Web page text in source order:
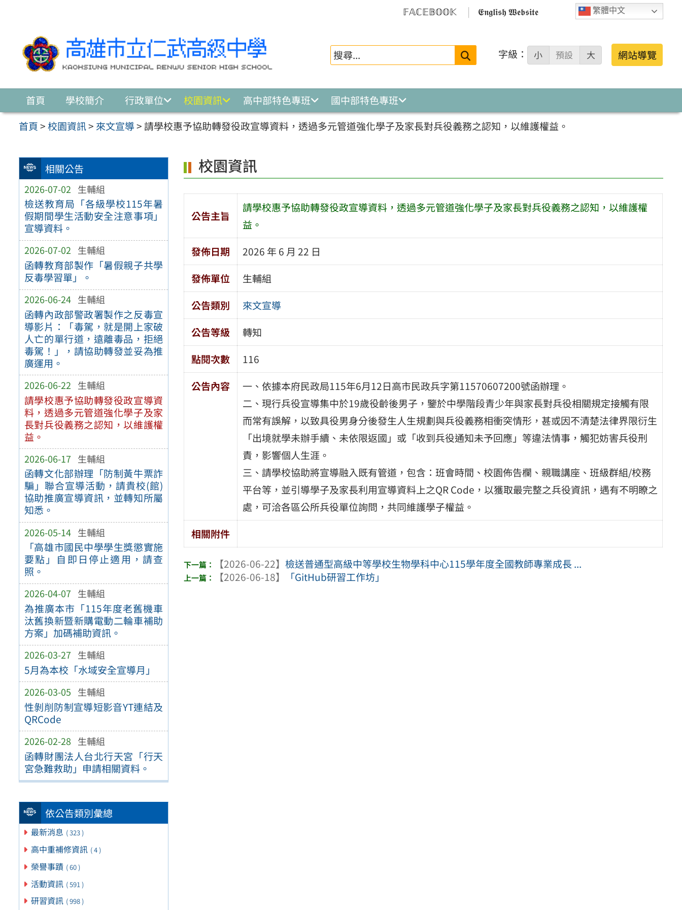
繁體中文
𝔽𝔸ℂ𝔼𝔹𝕆𝕆𝕂 𝕰𝖓𝖌𝖑𝖎𝖘𝖍 𝖂𝖊𝖇𝖘𝖎𝖙𝖊
搜
字級： 小 預設 大 網站導覽
首頁 學校簡介 行政單位 校園資訊 高中部特色專班
國中部特色專班
首頁>校園資訊> 來文宣導> 請學校惠予協助轉發役政宣導資料，透過多元管道強化學子及家長對兵役義務之認知，以維護權益。
相關公告
2026-07-02 生輔組
檢送教育局「各級學校115年暑
假期間學生活動安全注意事項」
宣導資料。
2026-07-02 生輔組
函轉教育部製作「暑假親子共學
反毒學習單」。
2026-06-24 生輔組
函轉內政部警政署製作之反毒宣
導影片：「毒駕，就是開上家破
人亡的單行道，遠離毒品，拒絕
毒駕！」，請協助轉發並妥為推
廣運用。
2026-06-22 生輔組
請學校惠予協助轉發役政宣導資
料，透過多元管道強化學子及家
長對兵役義務之認知，以維護權
益。
2026-06-17 生輔組
函轉文化部辦理「防制黃牛票詐
騙」聯合宣導活動，請貴校(館)
協助推廣宣導資訊，並轉知所屬
知悉。
2026-05-14 生輔組
「高雄市國民中學學生獎懲實施
要點」自即日停止適用，請查
照。
2026-04-07 生輔組
為推廣本市「115年度老舊機車
汰舊換新暨新購電動二輪車補助
方案」加碼補助資訊。
2026-03-27 生輔組
5月為本校「水域安全宣導月」
2026-03-05 生輔組
性剝削防制宣導短影音YT連結及
QRCode
2026-02-28 生輔組
函轉財團法人台北行天宮「行天
宮急難救助」申請相關資料。
依公告類別彙總
最新消息 ( 323 )
高中重補修資訊 ( 4 )
榮譽事蹟 ( 60 )
活動資訊 ( 591 )
研習資訊 ( 998 )
校園資訊
公告主旨
請學校惠予協助轉發役政宣導資料，透過多元管道強化學子及家長對兵役義務之認知，以維護權
益。
發佈日期
2026 年 6 月 22 日
發佈單位
生輔組
公告類別
來文宣導
公告等級
轉知
點閱次數
116
公告內容
一、依據本府民政局115年6月12日高市民政兵字第11570607200號函辦理。
二、現行兵役宣導集中於19歲役齡後男子，鑒於中學階段青少年與家長對兵役相關規定接觸有限
而常有誤解，以致具役男身分後發生人生規劃與兵役義務相衝突情形，甚或因不清楚法律界限衍生
「出境就學未辦手續、未依限返國」或「收到兵役通知未予回應」等違法情事，觸犯妨害兵役刑
責，影響個人生涯。
三、請學校協助將宣導融入既有管道，包含：班會時間、校園佈告欄、親職講座、班級群組/校務
平台等，並引導學子及家長利用宣導資料上之QR Code，以獲取最完整之兵役資訊，遇有不明瞭之
處，可洽各區公所兵役單位詢問，共同維護學子權益。
相關附件
【2026-06-22】 檢送普通型高級中等學校生物學科中心115學年度全國教師專業成長 ...
【2026-06-18】
「GitHub研習工作坊」